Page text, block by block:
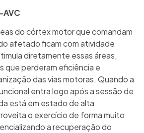
do córtex motor que comandam
afetado ficam com atividade
diretamente essas áreas,
que perderam eficiência e
das vias motoras. Quando a
entra logo após a sessão de
está em estado de alta
o exercício de forma muito
a recuperação do